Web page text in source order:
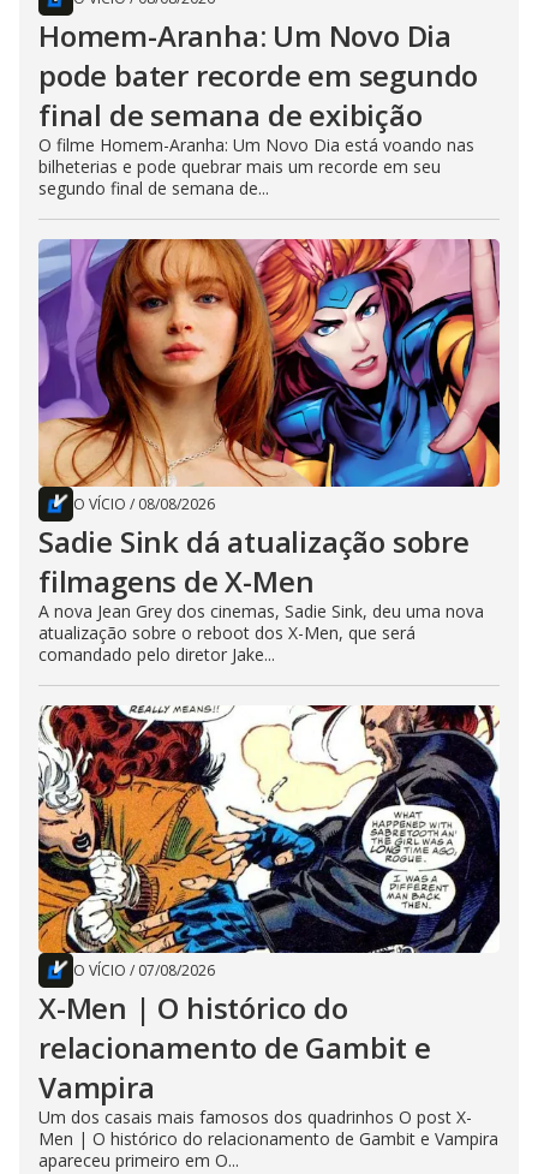
Homem-Aranha: Um Novo Dia
pode bater recorde em segundo
final de semana de exibição
O filme Homem-Aranha: Um Novo Dia está voando nas
bilheterias e pode quebrar mais um recorde em seu
segundo final de semana de...
O VÍCIO / 08/08/2026
Sadie Sink dá atualização sobre
filmagens de X-Men
A nova Jean Grey dos cinemas, Sadie Sink, deu uma nova
atualização sobre o reboot dos X-Men, que será
comandado pelo diretor Jake...
O VÍCIO / 07/08/2026
X-Men | O histórico do
relacionamento de Gambit e
Vampira
Um dos casais mais famosos dos quadrinhos O post X-
Men | O histórico do relacionamento de Gambit e Vampira
apareceu primeiro em O...